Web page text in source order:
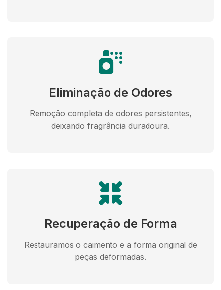
Eliminação de Odores
Remoção completa de odores persistentes,
deixando fragrância duradoura.
Recuperação de Forma
Restauramos o caimento e a forma original de
peças deformadas.